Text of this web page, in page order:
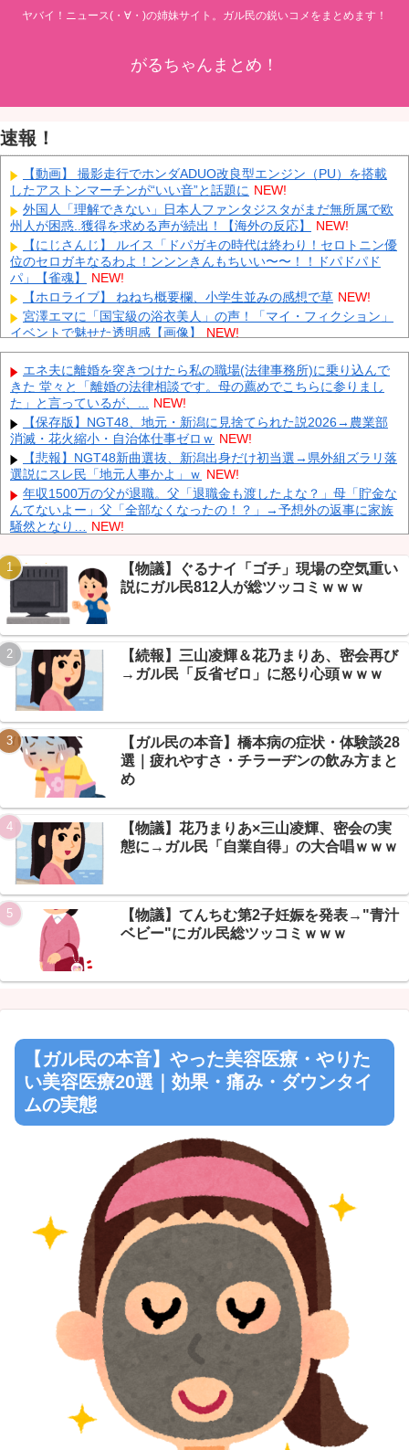
ヤバイ！ニュース(・∀・)の姉妹サイト。ガル民の鋭いコメをまとめます！
がるちゃんまとめ！
速報！
【動画】 撮影走行でホンダADUO改良型エンジン（PU）を搭載
したアストンマーチンが“いい音”と話題に NEW!
外国人「理解できない」日本人ファンタジスタがまだ無所属で欧
州人が困惑..獲得を求める声が続出！【海外の反応】
NEW!
【にじさんじ】 ルイス「ドパガキの時代は終わり！セロトニン優
位のセロガキなるわよ！ンンンきんもちいい〜〜！！ドパドパド
パ」【雀魂】
NEW!
【ホロライブ】 ねねち概要欄、小学生並みの感想で草 NEW!
宮澤エマに「国宝級の浴衣美人」の声！「マイ・フィクション」
イベントで魅せた透明感【画像】
NEW!
インドネシア「高速鉄道！」中国「大赤字！」インドネシア「運
営会社の株式購入！（負債対策」中国「はい（巨額負債」インドネ
シア「700km延伸計画！（実質中止」→ NEW!
クビになったバイト先の店長のインスタ見つけた
【速報】 高市政権、エース級の財務官僚・一松旬氏を左遷「彼は
協力的でなかった」財務省の言いなりではないことが判明
中国製ルーター20機種にバックドア 外部から完全制御できる機能
が仕込まれていた NEW!
石油もない、鉄もない、国土の7割は山…それでも日本が世界屈
指の経済大国になれた「勤勉さ」以外の勝因！ NEW!
Powered by livedoor 相互RSS
エネ夫に離婚を突きつけたら私の職場(法律事務所)に乗り込んで
きた 堂々と「離婚の法律相談です。母の薦めでこちらに参りまし
た」と言っているが、... NEW!
【保存版】NGT48、地元・新潟に見捨てられた説2026→農業部
消滅・花火縮小・自治体仕事ゼロｗ NEW!
【悲報】NGT48新曲選抜、新潟出身だけ初当選→県外組ズラリ落
選説にスレ民「地元人事かよ」ｗ NEW!
年収1500万の父が退職。父「退職金も渡したよな？」母「貯金な
んてないよー」父「全部なくなったの！？」→予想外の返事に家族
騒然となり… NEW!
【速報】 『有吉の夏休み』、とんでもない発表をしてしま
う！！！！！ NEW!
【速報】トランプ「イラン戦争、近く終結する」→エッヂ民「何
回目だよ」総ツッコミｗｗｗ
【朗報】日鉄が買収したUSスチール、まさかの1800億円利益貢
献→反対派「え？」ｗｗｗ NEW!
【まとめ】投資部投機部★1、トランプ発言も為替介入も華麗に
スルー→古河電工祭りにｗｗｗ
【画像】 北海道の1500万の中古物件、レベチｗｗｗｗｗｗｗｗ
ｗｗｗｗｗｗｗｗｗｗｗｗ NEW!
Powered by livedoor 相互RSS
【物議】ぐるナイ「ゴチ」現場の空気重い
説にガル民812人が総ツッコミｗｗｗ
【続報】三山凌輝＆花乃まりあ、密会再び
→ガル民「反省ゼロ」に怒り心頭ｗｗｗ
【ガル民の本音】橋本病の症状・体験談28
選｜疲れやすさ・チラーヂンの飲み方まと
め
【物議】花乃まりあ×三山凌輝、密会の実
態に→ガル民「自業自得」の大合唱ｗｗｗ
【物議】てんちむ第2子妊娠を発表→"青汁
ベビー"にガル民総ツッコミｗｗｗ
【ガル民の本音】やった美容医療・やりた
い美容医療20選｜効果・痛み・ダウンタイ
ムの実態